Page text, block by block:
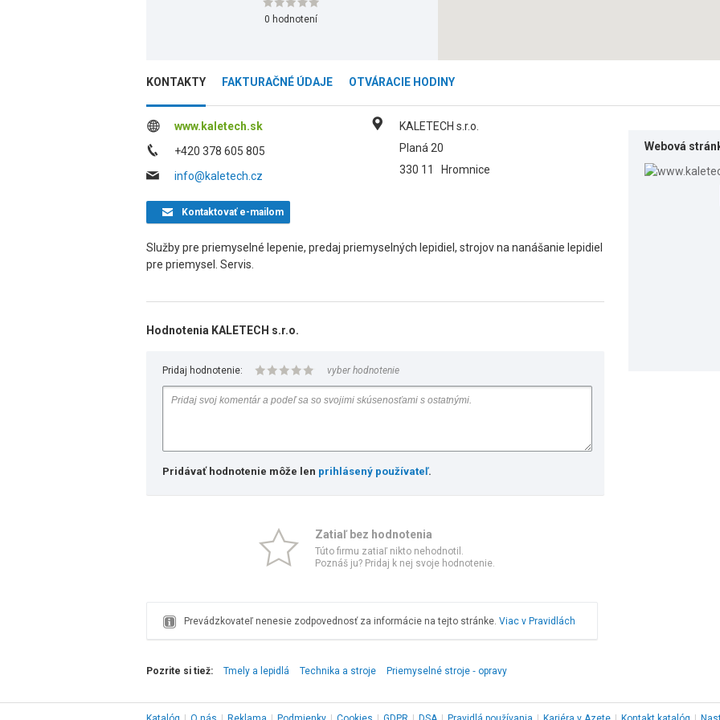
0 hodnotení
KONTAKTY FAKTURAČNÉ ÚDAJE OTVÁRACIE HODINY
www.kaletech.sk
+420 378 605 805
info@kaletech.cz
KALETECH s.r.o.
Planá 20
330 11
Hromnice
Kontaktovaťe-mailom
Služby pre priemyselné lepenie, predaj priemyselných lepidiel, strojov na nanášanie lepidiel
pre priemysel. Servis.
Hodnotenia KALETECH s.r.o.
Pridaj hodnotenie: vyber hodnotenie
Pridávať hodnotenie môže len prihlásený používateľ.
Zatiaľ bez hodnotenia
Túto firmu zatiaľ nikto nehodnotil.
Poznáš ju? Pridaj k nej svoje hodnotenie.
Prevádzkovateľ nenesie zodpovednosť za informácie na tejto stránke. Viac v Pravidlách
Webová
Pozrite si tiež: Tmely a lepidlá Technika a stroje Priemyselné stroje ‑ opravy